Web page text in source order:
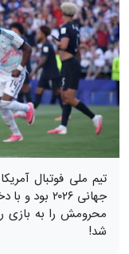
تیم ملی فوتبال
جهانی
محرومش را به بازی
شد!